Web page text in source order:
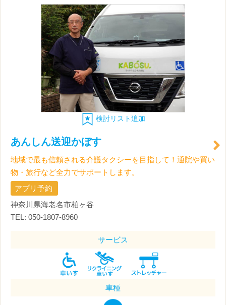
検討リスト追加
あんしん送迎かぼす
地域で最も信頼される介護タクシーを目指して！通院や買い
物・旅行など全力でサポートします。
アプリ予約
神奈川県海老名市柏ヶ谷
TEL: 050-1807-8960
サービス
車種